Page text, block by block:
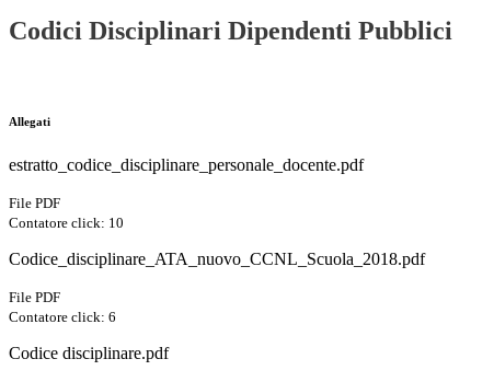
Codici Disciplinari Dipendenti Pubblici
Allegati
estratto_codice_disciplinare_personale_docente.pdf
File PDF
Contatore click: 10
Codice_disciplinare_ATA_nuovo_CCNL_Scuola_2018.pdf
File PDF
Contatore click: 6
Codice disciplinare.pdf